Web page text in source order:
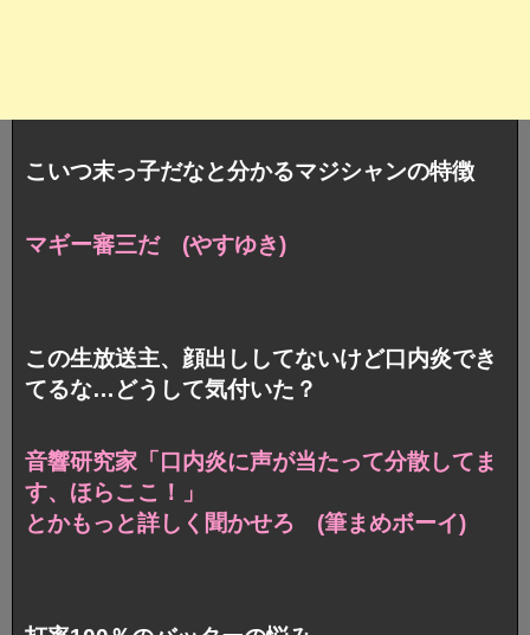
こいつ末っ子だなと分かるマジシャンの特徴
マギー審三だ (やすゆき)
この生放送主、顔出ししてないけど口内炎でき
てるな…どうして気付いた？
音響研究家「口内炎に声が当たって分散してま
す、ほらここ！」
とかもっと詳しく聞かせろ (筆まめボーイ)